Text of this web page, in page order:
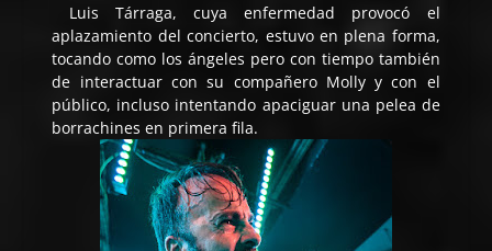
Luis Tárraga, cuya enfermedad provocó el
aplazamiento del concierto, estuvo en plena forma,
tocando como los ángeles pero con tiempo también
de interactuar con su compañero Molly y con el
público, incluso intentando apaciguar una pelea de
borrachines en primera fila.